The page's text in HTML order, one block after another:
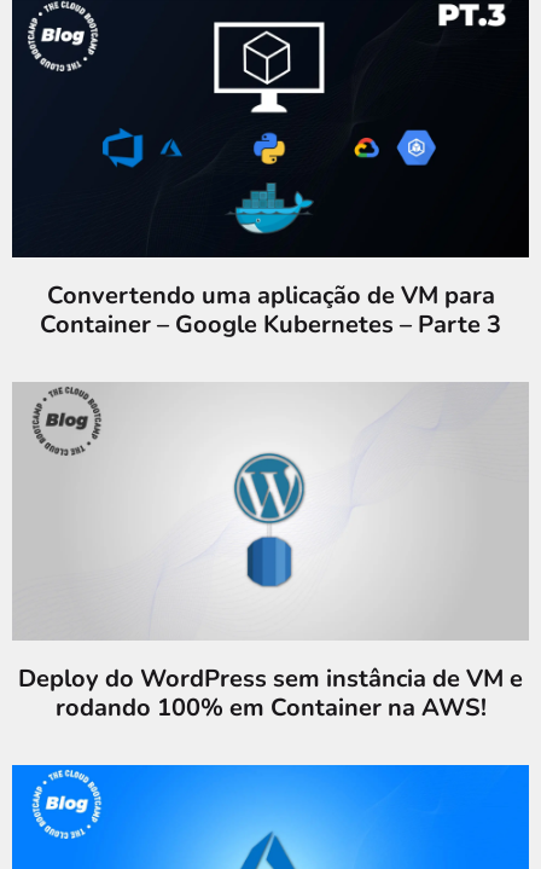
Convertendo uma aplicação de VM para
Container – Google Kubernetes – Parte 3
Deploy do WordPress sem instância de VM e
rodando 100% em Container na AWS!